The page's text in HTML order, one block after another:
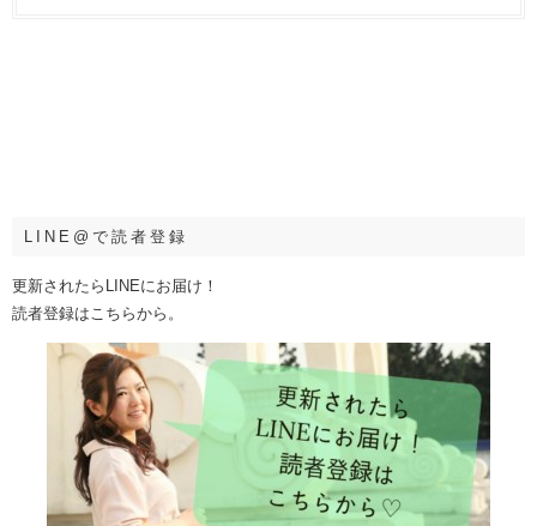
LINE@で読者登録
更新されたらLINEにお届け！
読者登録はこちらから。